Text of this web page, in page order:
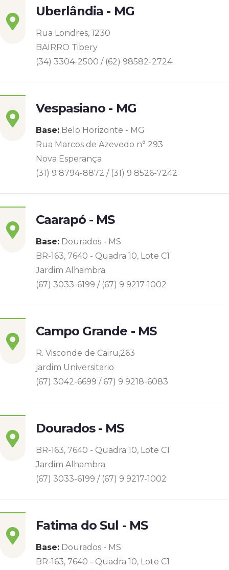
Uberlândia - MG
Rua Londres, 1230
BAIRRO Tibery
(34) 3304-2500 / (62) 98582-2724
Vespasiano - MG
Base: Belo Horizonte - MG
Rua Marcos de Azevedo n° 293
Nova Esperança
(31) 9 8794-8872 / (31) 9 8526-7242
Caarapó - MS
Base: Dourados - MS
BR-163, 7640 - Quadra 10, Lote C1
Jardim Alhambra
(67) 3033-6199 / (67) 9 9217-1002
Campo Grande - MS
R. Visconde de Cairu,263
jardim Universitario
(67) 3042-6699 / 67) 9 9218-6083
Dourados - MS
BR-163, 7640 - Quadra 10, Lote C1
Jardim Alhambra
(67) 3033-6199 / (67) 9 9217-1002
Fatima do Sul - MS
Base: Dourados - MS
BR-163, 7640 - Quadra 10, Lote C1